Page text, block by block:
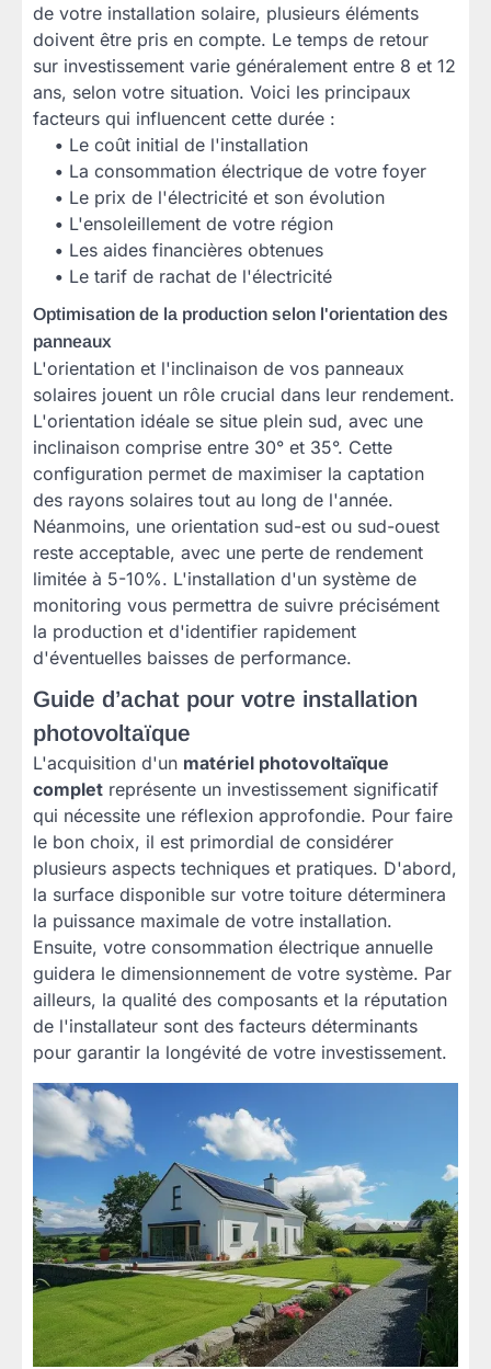
de votre installation solaire, plusieurs éléments
doivent être pris en compte. Le temps de retour
sur investissement varie généralement entre 8 et 12
ans, selon votre situation. Voici les principaux
facteurs qui influencent cette durée :
• Le coût initial de l'installation
• La consommation électrique de votre foyer
• Le prix de l'électricité et son évolution
• L'ensoleillement de votre région
• Les aides financières obtenues
• Le tarif de rachat de l'électricité
Optimisation de la production selon l'orientation des
panneaux
L'orientation et l'inclinaison de vos panneaux
solaires jouent un rôle crucial dans leur rendement.
L'orientation idéale se situe plein sud, avec une
inclinaison comprise entre 30° et 35°. Cette
configuration permet de maximiser la captation
des rayons solaires tout au long de l'année.
Néanmoins, une orientation sud-est ou sud-ouest
reste acceptable, avec une perte de rendement
limitée à 5-10%. L'installation d'un système de
monitoring vous permettra de suivre précisément
la production et d'identifier rapidement
d'éventuelles baisses de performance.
Guide d’achat pour votre installation
photovoltaïque
L'acquisition d'un matériel photovoltaïque
complet représente un investissement significatif
qui nécessite une réflexion approfondie. Pour faire
le bon choix, il est primordial de considérer
plusieurs aspects techniques et pratiques. D'abord,
la surface disponible sur votre toiture déterminera
la puissance maximale de votre installation.
Ensuite, votre consommation électrique annuelle
guidera le dimensionnement de votre système. Par
ailleurs, la qualité des composants et la réputation
de l'installateur sont des facteurs déterminants
pour garantir la longévité de votre investissement.